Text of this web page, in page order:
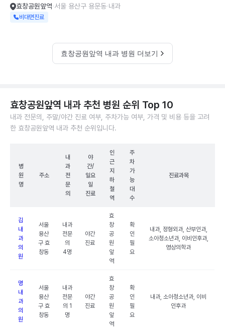
효창공원앞역 서울 용산구 용문동 내과
비대면진료
효창공원앞역 내과 병원 더보기
효창공원앞역 내과 추천 병원 순위 Top 10
내과 전문의, 주말/야간 진료 여부, 주차가능 여부, 가격 및 비용 등을 고려
한 효창공원앞역 내과 추천 순위입니다.
병
원
명
주소
내
과
전
문
의
야
간/
일요
일
진료
인
근
지
하
철
역
주
차
가
능
대
수
진료과목
김
내
과
의
원
서울
용산
구 효
창동
내과
전문
의
4명
야간
진료
효
창
공
원
앞
역
확
인
필
요
내과, 정형외과, 산부인과,
소아청소년과, 이비인후과,
영상의학과
명
내
과
의
원
서울
용산
구 효
창동
내과
전문
의 1
명
야간
진료
효
창
공
원
앞
역
확
인
필
요
내과, 소아청소년과, 이비
인후과